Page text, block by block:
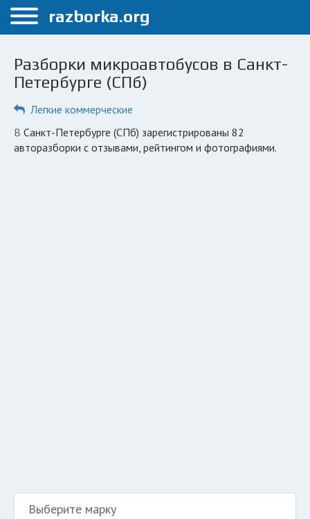
Меню
Санкт-Петербург
Каталог разборок
Автосервисы
Разборки микроавтобусов в Санкт-
Петербурге (СПб)
Легкие коммерческие
в Санкт-Петербурге (СПб) зарегистрированы 82
авторазборки с отзывами, рейтингом и фотографиями.
Выберите марку
razborka.org